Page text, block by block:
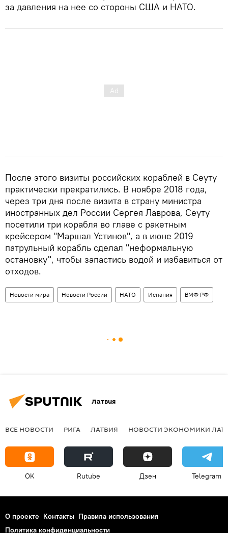
за давления на нее со стороны США и НАТО.
После этого визиты российских кораблей в Сеуту
практически прекратились. В ноябре 2018 года,
через три дня после визита в страну министра
иностранных дел России Сергея Лаврова, Сеуту
посетили три корабля во главе с ракетным
крейсером "Маршал Устинов", а в июне 2019
патрульный корабль сделал "неформальную
остановку", чтобы запастись водой и избавиться от
отходов.
Новости мира Новости России НАТО Испания ВМФ РФ
Латвия
ВСЕ НОВОСТИ РИГА ЛАТВИЯ НОВОСТИ ЭКОНОМИКИ
OK Rutube Дзен Telegram
О проекте Контакты Правила использования
Политика конфиденциальности